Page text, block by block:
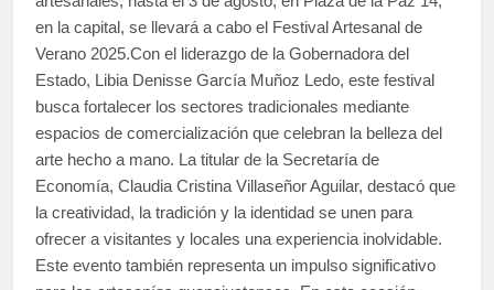
en la capital, se llevará a cabo el Festival Artesanal de
Verano 2025.Con el liderazgo de la Gobernadora del
Estado, Libia Denisse García Muñoz Ledo, este festival
busca fortalecer los sectores tradicionales mediante
espacios de comercialización que celebran la belleza del
arte hecho a mano. La titular de la Secretaría de
Economía, Claudia Cristina Villaseñor Aguilar, destacó que
la creatividad, la tradición y la identidad se unen para
ofrecer a visitantes y locales una experiencia inolvidable.
Este evento también representa un impulso significativo